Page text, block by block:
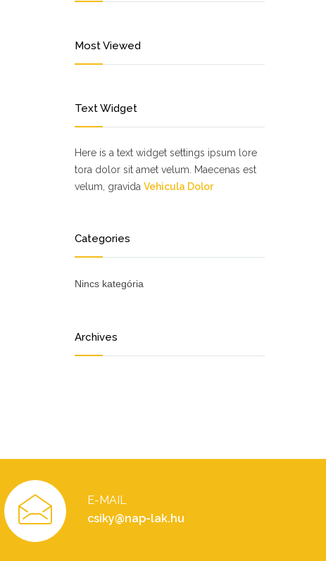
Most Viewed
Text Widget
Here is a text widget settings ipsum lore
tora dolor sit amet velum. Maecenas est
velum, gravida Vehicula Dolor
Categories
Nincs kategória
Archives
E-MAIL
csiky@nap-lak.hu